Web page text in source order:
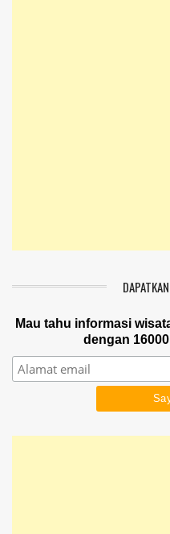
Mau tahu informasi
dengan